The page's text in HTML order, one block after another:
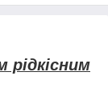
рідкісним